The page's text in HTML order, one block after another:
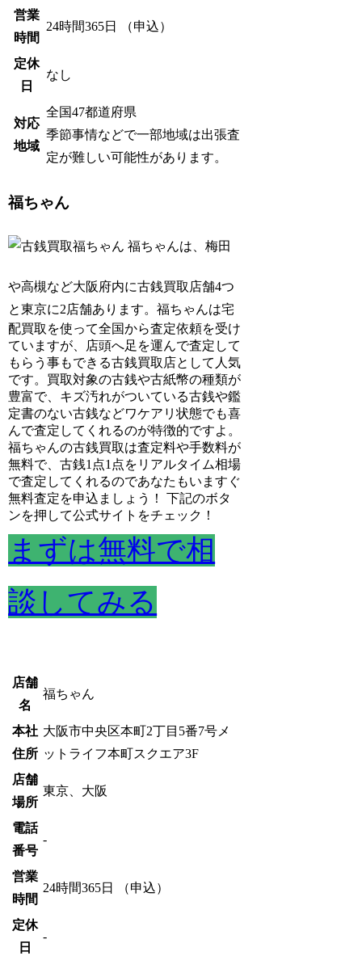
営業
時間
24時間365日 （申込）
定休
日
なし
対応
地域
全国47都道府県
季節事情などで一部地域は出張査
定が難しい可能性があります。
福ちゃん
福ちゃんは、梅田
や高槻など大阪府内に古銭買取店舗4つ
と東京に2店舗あります。福ちゃんは宅
配買取を使って全国から査定依頼を受け
ていますが、店頭へ足を運んで査定して
もらう事もできる古銭買取店として人気
です。買取対象の古銭や古紙幣の種類が
豊富で、キズ汚れがついている古銭や鑑
定書のない古銭などワケアリ状態でも喜
んで査定してくれるのが特徴的ですよ。
福ちゃんの古銭買取は査定料や手数料が
無料で、古銭1点1点をリアルタイム相場
で査定してくれるのであなたもいますぐ
無料査定を申込ましょう！ 下記のボタ
ンを押して公式サイトをチェック！
まずは無料で相
談してみる
店舗
名
福ちゃん
本社
住所
大阪市中央区本町2丁目5番7号メ
ットライフ本町スクエア3F
店舗
場所
東京、大阪
電話
番号
-
営業
時間
24時間365日 （申込）
定休
日
-